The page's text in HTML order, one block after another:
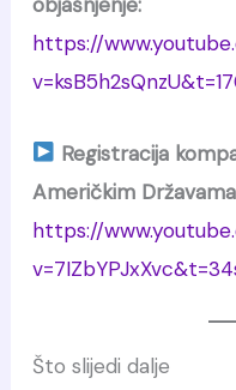
https://
Registracija
Američkim
https://
Što slijedi dalje